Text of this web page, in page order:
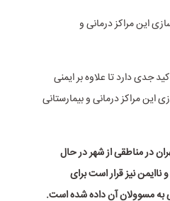
این مراکز درمانی و
جدی دارد تا علاوه بر ایمنی
این مراکز درمانی و بیمارستانی
در مناطقی از شهر در حال
نیز قرار است برای
به مسوولان آن داده شده است.